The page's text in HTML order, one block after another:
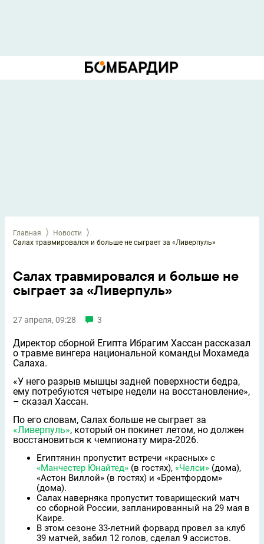
Главная
Новости
Салах травмировался и больше не сыграет за «Ливерпуль»
Салах травмировался и больше не
сыграет за «Ливерпуль»
27 апреля, 09:28 3
Директор сборной Египта Ибрагим Хассан рассказал
о травме вингера национальной команды Мохамеда
Салаха.
«У него разрыв мышцы задней поверхности бедра,
ему потребуются четыре недели на восстановление»,
– сказал Хассан.
По его словам, Салах больше не сыграет за
«Ливерпуль», который он покинет летом, но должен
восстановиться к чемпионату мира-2026.
Египтянин пропустит встречи «красных» с
«Манчестер Юнайтед» (в гостях), «Челси» (дома),
«Астон Виллой» (в гостях) и «Брентфордом»
(дома).
Салах наверняка пропустит товарищеский матч
со сборной России, запланированный на 29 мая в
Каире.
В этом сезоне 33-летний форвард провел за клуб
39 матчей, забил 12 голов, сделал 9 ассистов.